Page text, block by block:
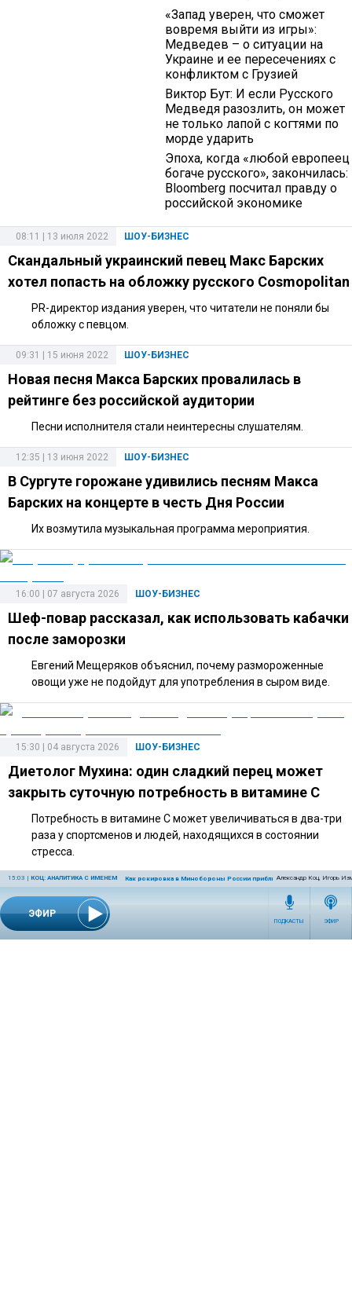
ЭФИР
15:03 | КОЦ: АНАЛИТИКА С ИМЕНЕМ Как рокировка в Минобороны России приблизит победу
Александр Коц, Игорь
ПОДКАСТЫ ЭФИР
«Запад уверен, что сможет
вовремя выйти из игры»:
Медведев – о ситуации на
Украине и ее пересечениях с
конфликтом с Грузией
Виктор Бут: И если Русского
Медведя разозлить, он может
не только лапой с когтями по
морде ударить
Эпоха, когда «любой европеец
богаче русского», закончилась:
Bloomberg посчитал правду о
российской экономике
ШОУ-БИЗНЕС
08:11 | 13 июля 2022
Скандальный украинский певец Макс Барских
хотел попасть на обложку русского Cosmopolitan
PR-директор издания уверен, что читатели не поняли бы
обложку с певцом.
ШОУ-БИЗНЕС
09:31 | 15 июня 2022
Новая песня Макса Барских провалилась в
рейтинге без российской аудитории
Песни исполнителя стали неинтересны слушателям.
ШОУ-БИЗНЕС
12:35 | 13 июня 2022
В Сургуте горожане удивились песням Макса
Барских на концерте в честь Дня России
Их возмутила музыкальная программа мероприятия.
ШОУ-БИЗНЕС
16:00 | 07 августа 2026
Шеф-повар рассказал, как использовать кабачки
после заморозки
Евгений Мещеряков объяснил, почему размороженные
овощи уже не подойдут для употребления в сыром виде.
ШОУ-БИЗНЕС
15:30 | 04 августа 2026
Диетолог Мухина: один сладкий перец может
закрыть суточную потребность в витамине C
Потребность в витамине C может увеличиваться в два-три
раза у спортсменов и людей, находящихся в состоянии
стресса.
14:40 | 27 июля 2026
Адвокат объяснил, какие риски связаны с